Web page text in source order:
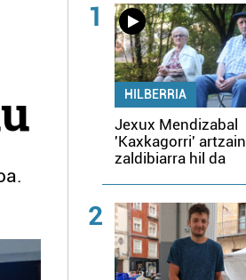
1
HILBERRIA
Jexux Mendizabal
'Kaxkagorri' artzain
zaldibiarra hil da
2